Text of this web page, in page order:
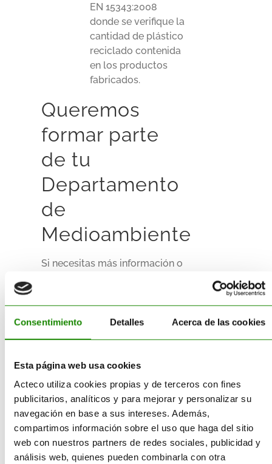
Consentimiento Detalles Acerca de las cookies
Esta página web usa cookies
Acteco utiliza cookies propias y de terceros con fines
publicitarios, analíticos y para mejorar y personalizar su
navegación en base a sus intereses. Además,
compartimos información sobre el uso que haga del sitio
web con nuestros partners de redes sociales, publicidad y
análisis web, quienes pueden combinarla con otra
EN 15343:2008
donde se verifique la
cantidad de plástico
reciclado contenida
en los productos
fabricados.
Queremos
formar parte
de tu
Departamento
de
Medioambiente
Si necesitas más información o
así como los análisis
necesarios, nuestro
Departamento de
encantado de ayudarte con las
gestiones y con
cualquier otra
gestión medioambiental que
corresponda a tu empresa por
su actividad
, como la gestión,
tratamiento o reciclaje de
residuos.